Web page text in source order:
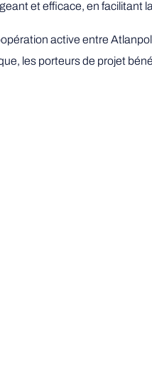
et efficace, en facilitant
active entre
les porteurs de projet